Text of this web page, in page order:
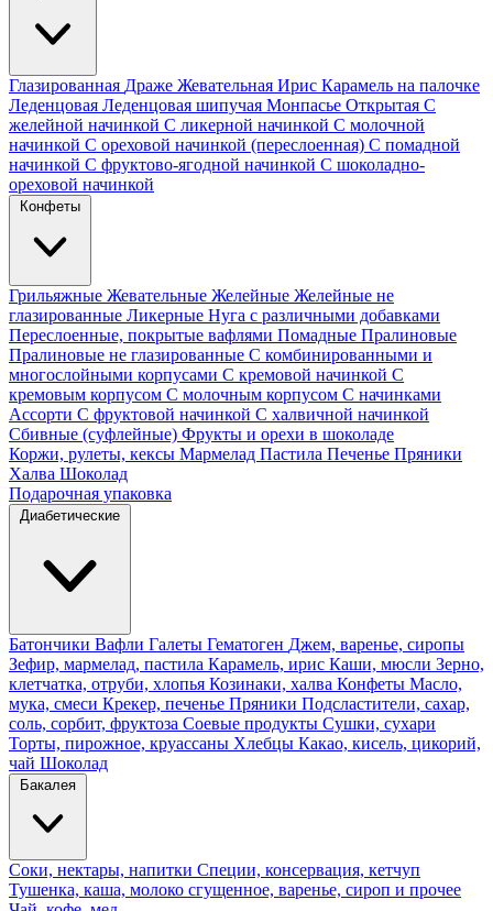
Глазированная Драже Жевательная Ирис Карамель на палочке
Леденцовая Леденцовая шипучая Монпасье Открытая С
желейной начинкой С ликерной начинкой С молочной
начинкой С ореховой начинкой (переслоенная) С помадной
начинкой С фруктово-ягодной начинкой С шоколадно-
ореховой начинкой
Конфеты
Грильяжные Жевательные Желейные Желейные не
глазированные Ликерные Нуга с различными добавками
Переслоенные, покрытые вафлями Помадные Пралиновые
Пралиновые не глазированные С комбинированными и
многослойными корпусами С кремовой начинкой С
кремовым корпусом С молочным корпусом С начинками
Ассорти С фруктовой начинкой С халвичной начинкой
Сбивные (суфлейные) Фрукты и орехи в шоколаде
Коржи, рулеты, кексы Мармелад Пастила Печенье Пряники
Халва Шоколад
Подарочная упаковка
Диабетические
Батончики Вафли Галеты Гематоген Джем, варенье, сиропы
Зефир, мармелад, пастила Карамель, ирис Каши, мюсли Зерно,
клетчатка, отруби, хлопья Козинаки, халва Конфеты Масло,
мука, смеси Крекер, печенье Пряники Подсластители, сахар,
соль, сорбит, фруктоза Соевые продукты Сушки, сухари
Торты, пирожное, круассаны Хлебцы Какао, кисель, цикорий,
чай Шоколад
Бакалея
Соки, нектары, напитки Специи, консервация, кетчуп
Тушенка, каша, молоко сгущенное, варенье, сироп и прочее